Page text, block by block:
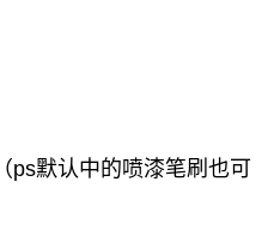
默认中的喷漆笔刷也可